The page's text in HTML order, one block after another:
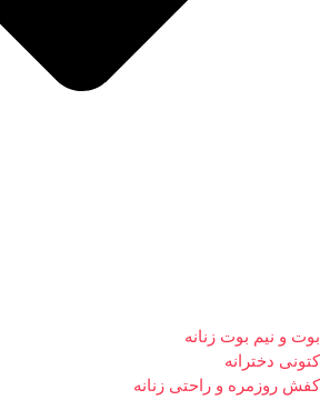
بوت و نیم بوت زنانه
کتونی دخترانه
کفش روزمره و راحتی زنانه